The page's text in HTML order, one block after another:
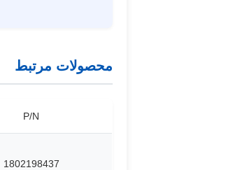
محصولات مرتبط
P/N
1802198437